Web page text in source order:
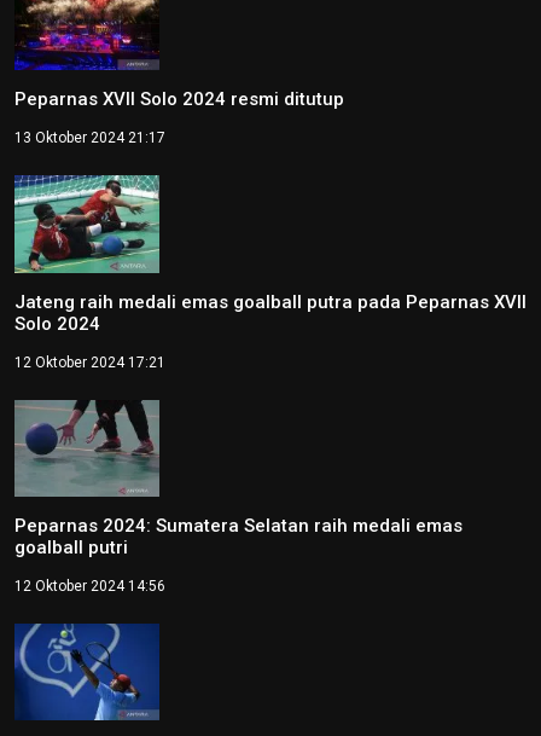
Peparnas XVII Solo 2024 resmi ditutup
13 Oktober 2024 21:17
Jateng raih medali emas goalball putra pada Peparnas XVII
Solo 2024
12 Oktober 2024 17:21
Peparnas 2024: Sumatera Selatan raih medali emas
goalball putri
12 Oktober 2024 14:56